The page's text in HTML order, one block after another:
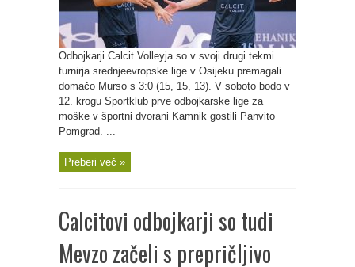
Odbojkarji Calcit Volleyja so v svoji drugi tekmi
turnirja srednjeevropske lige v Osijeku premagali
domačo Murso s 3:0 (15, 15, 13). V soboto bodo v
12. krogu Sportklub prve odbojkarske lige za
moške v športni dvorani Kamnik gostili Panvito
Pomgrad. ...
Preberi več »
Calcitovi odbojkarji so tudi
Mevzo začeli s prepričljivo